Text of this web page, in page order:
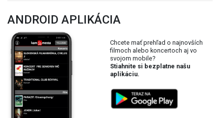
ANDROID APLIKÁCIA
Chcete mať prehľad o najnovších
filmoch alebo koncertoch aj vo
svojom mobile?
Stiahnite si bezplatne našu
aplikáciu.